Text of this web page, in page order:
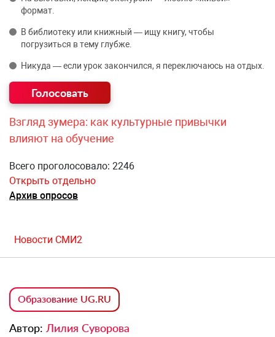
формат.
В библиотеку или книжный — ищу книгу, чтобы
погрузиться в тему глубже.
Никуда — если урок закончился, я переключаюсь на отдых.
Взгляд зумера: как культурные привычки
влияют на обучение
Всего проголосовало: 2246
Открыть отдельно
Архив опросов
Новости СМИ2
Образование UG.RU
Автор: Лилия Суворова